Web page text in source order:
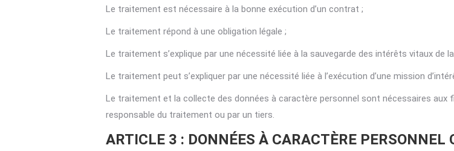
Le traitement est nécessaire à la bonne exécution d’un contrat ;
Le traitement répond à une obligation légale ;
Le traitement s’explique par une nécessité liée à la sauvegarde des intérêts vitaux de
Le traitement peut s’expliquer par une nécessité liée à l’exécution d’une mission
Le traitement et la collecte des données à caractère personnel sont nécessaires aux
responsable du traitement ou par un tiers.
ARTICLE 3 : DONNÉES À CARACTÈRE